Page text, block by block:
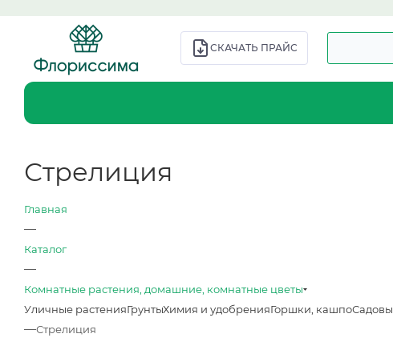
СКАЧАТЬ ПРАЙС
Стрелиция
Главная
—
Каталог
—
Комнатные растения, домашние, комнатные цветы
Уличные растенияГрунтыХимия и удобренияГоршки, кашпо
—Стрелиция